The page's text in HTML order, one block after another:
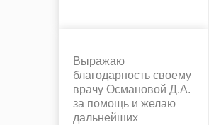
Выражаю
благодарность своему
врачу Османовой Д.А.
за помощь и желаю
дальнейших